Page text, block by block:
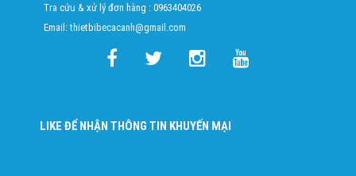
Tra cứu & xử lý đơn hàng : 0963404026
Email: thietbibecacanh@gmail.com
LIKE ĐỂ NHẬN THÔNG TIN KHUYẾN MẠI